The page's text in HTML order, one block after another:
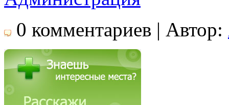
0 комментариев | Автор: